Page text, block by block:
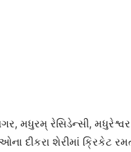
મધુરમ્ રેસિડેન્સી,
દીકરા શેરીમાં ક્રિકેટ